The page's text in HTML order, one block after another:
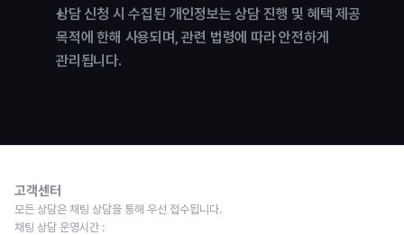
상담 신청 시 수집된 개인정보는 상담 진행 및 혜택 제공
목적에 한해 사용되며, 관련 법령에 따라 안전하게
관리됩니다.
고객센터
모든 상담은 채팅 상담을 통해 우선 접수됩니다.
채팅 상담 운영시간 :